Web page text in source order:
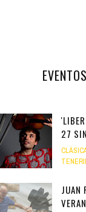
27
JUAN